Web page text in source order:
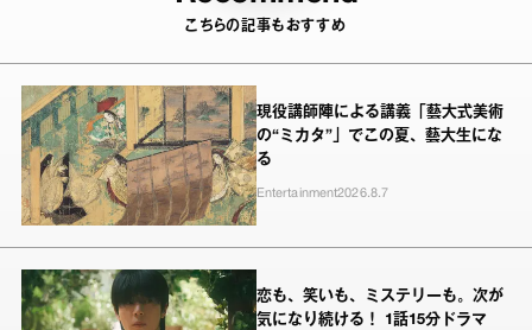
こちらの記事もおすすめ
現役講師陣による講義「藝大式美術
の“ミカタ”」でこの夏、藝大生にな
る
Entertainment2026.8.7
恋も、笑いも、ミステリーも。次が
気になり続ける！ 1話15分ドラマ